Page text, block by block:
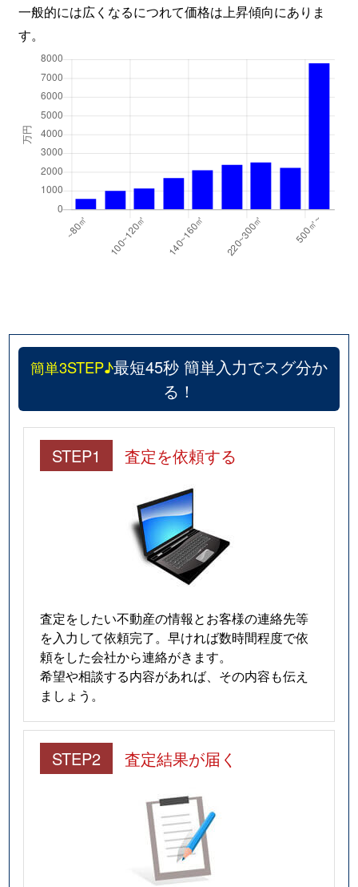
一般的には広くなるにつれて価格は上昇傾向にありま
す。
簡単3STEP♪最短45秒 簡単入力でスグ分か
る！
STEP1 査定を依頼する
査定をしたい不動産の情報とお客様の連絡先等
を入力して依頼完了。早ければ数時間程度で依
頼をした会社から連絡がきます。
希望や相談する内容があれば、その内容も伝え
ましょう。
STEP2 査定結果が届く